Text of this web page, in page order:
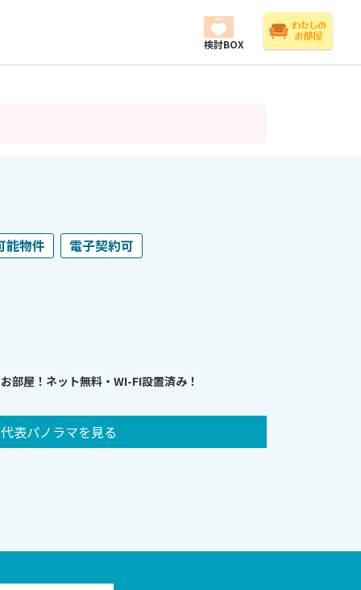
検討BOX
能物件 電子契約可
部屋！ネット無料・WI-FI設置済み！
代表パノラマを見る